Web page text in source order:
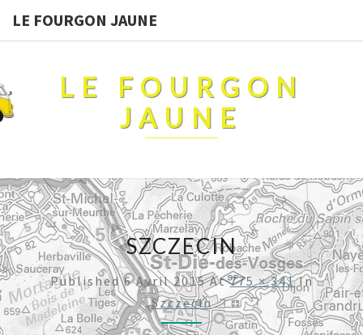
LE FOURGON JAUNE
LE FOURGON
JAUNE
SZCZECIN
Published6 Avril 2015At775 × 341In
Szczecin